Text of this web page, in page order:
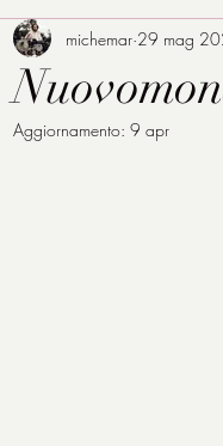
michemar 29 mag
Aggiornamento: 9 apr